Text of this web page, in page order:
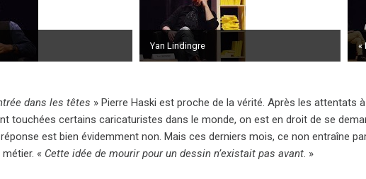
Yan Lindingre «
dans les têtes » Pierre Haski est proche de la vérité. Après les attentats
touchées certains caricaturistes dans le monde, on est en droit de se
réponse est bien évidemment non. Mais ces derniers mois, ce non entraîne
« Cette idée de mourir pour un dessin n’existait pas avant. »